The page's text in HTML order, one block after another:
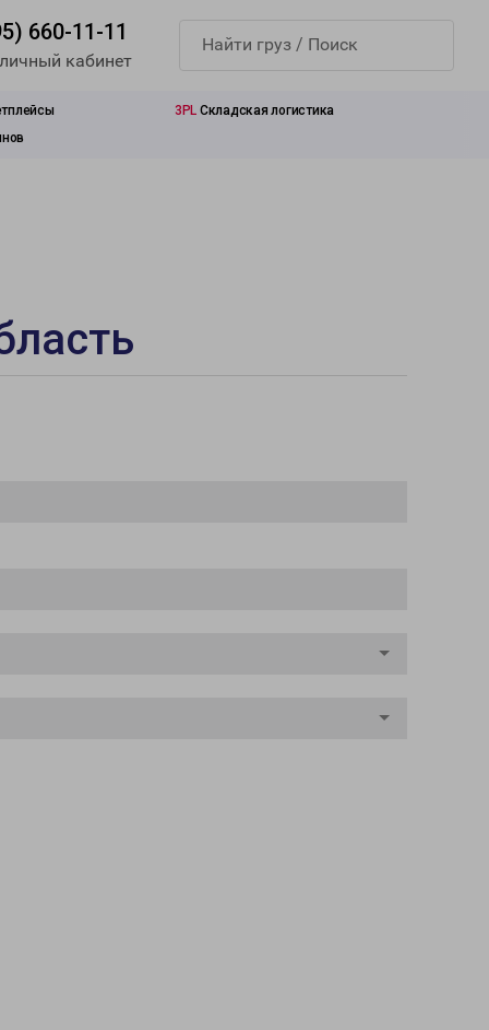
660-11-11
кабинет
3PL Складская логистика